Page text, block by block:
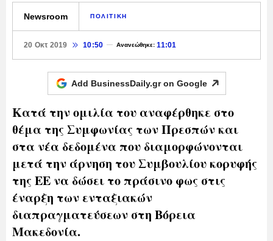
Newsroom ΠΟΛΙΤΙΚΗ
20 Οκτ 2019 10:50 Ανανεώθηκε: 11:01
Add BusinessDaily.gr on Google
Κατά την ομιλία του αναφέρθηκε στο
θέμα της Συμφωνίας των Πρεσπών και
στα νέα δεδομένα που διαμορφώνονται
μετά την άρνηση του Συμβουλίου κορυφής
της ΕΕ να δώσει το πράσινο φως στις
έναρξη των ενταξιακών
διαπραγματεύσεων στη Βόρεια
Μακεδονία.